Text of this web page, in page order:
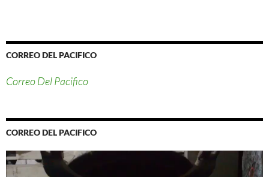
CORREO DEL PACIFICO
Correo Del Pacifico
CORREO DEL PACIFICO